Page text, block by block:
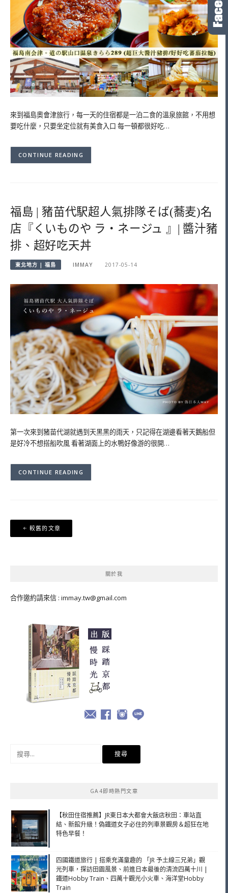
來到福島奧會津旅行，每一天的住宿都是一泊二食的溫泉旅館，不用想
要吃什麼，只要坐定位就有美食入口 每一頓都很好吃…
CONTINUE READING
福島 | 豬苗代駅超人氣排隊そば(蕎麦)名
店『くいものや ラ・ネージュ 』| 醬汁豬
排、超好吃天丼
東北地方 | 福島 IMMAY 2017-05-14
第一次來到豬苗代湖就遇到天黑黑的雨天，只記得在湖邊看著天鵝船但
是好冷不想搭船吹風 看著湖面上的水鴨好像游的很開…
CONTINUE READING
文
章
較舊的文章
關於我
合作邀約請來信 : immay.tw@gmail.com
GA4即時熱門文章
【秋田住宿推薦】JR東日本大都會大飯店秋田：車站直
結、新館升級！偽鐵道女子必住的列車景觀房＆超狂在地
特色早餐！
四國鐵道旅行 | 搭乘充滿童趣的 「JR 予土線三兄弟」觀
光列車，探訪田園風景、前進日本最後的清流四萬十川 |
鐵道Hobby Train、四萬十觀光小火車、海洋堂Hobby
Train